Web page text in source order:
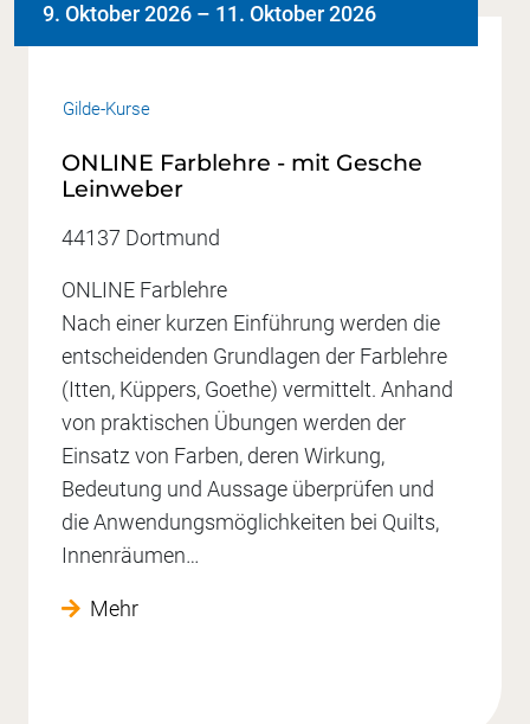
Gilde-Kurse
9. Oktober 2026 – 11. Oktober 2026
ONLINE Farblehre - mit Gesche
Leinweber
44137 Dortmund
ONLINE Farblehre
Nach einer kurzen Einführung werden die
entscheidenden Grundlagen der Farblehre
(Itten, Küppers, Goethe) vermittelt. Anhand
von praktischen Übungen werden der
Einsatz von Farben, deren Wirkung,
Bedeutung und Aussage überprüfen und
die Anwendungsmöglichkeiten bei Quilts,
Innenräumen…
Mehr